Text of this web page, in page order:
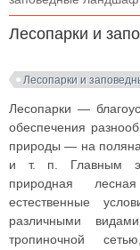
Лесопарки и
Лесопарки и
Лесопарки —
обеспечения
природы — на
и т. п. Главным
природная
естественные
различными
тропиночной